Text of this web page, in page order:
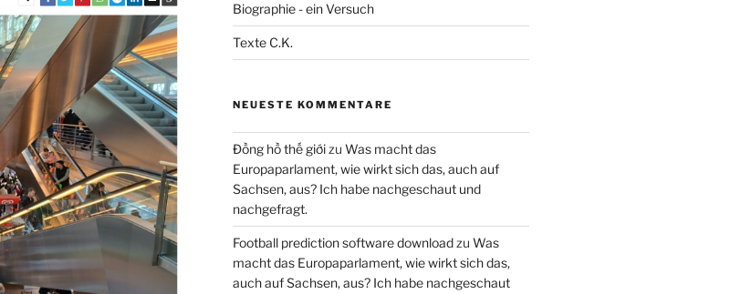
Biographie - ein Versuch
Texte C.K.
NEUESTE KOMMENTARE
Đồng hồ thế giớizu Was macht das
Europaparlament, wie wirkt sich das, auch auf
Sachsen, aus? Ich habe nachgeschaut und
nachgefragt.
Football prediction software downloadzu Was
macht das Europaparlament, wie wirkt sich das,
auch auf Sachsen, aus? Ich habe nachgeschaut